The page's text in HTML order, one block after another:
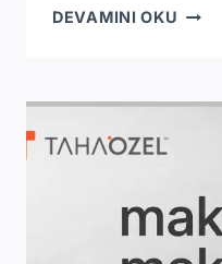
DEVAMINI OKU
DERS